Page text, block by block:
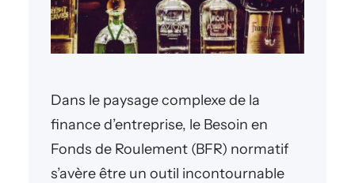
Dans le paysage complexe de la
finance d’entreprise, le Besoin en
Fonds de Roulement (BFR) normatif
s’avère être un outil incontournable